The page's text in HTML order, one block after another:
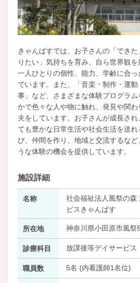
きゃんばすでは、お子さんの「でき
りたい」気持ちを育み、自ら世界観を
一人ひとりの個性、能力、学齢に合
でいます。また、「音楽・制作・運
事」など、さまざまな体験プログラ
かで色々な人や物に触れ、発見や関
夫をしています。お子さんが成長さ
ても豊かな日常生活や社会生活を送
び、仲間を作り、地域と交流するなど
うな体験の機会を提供しています。
施設詳細
名称
社会福祉法人風祭の森
ビスきゃんばす
所在地 神奈川県小田原市風祭
診療科目 放課後等デイサービス
職員数 5名 (内看護師1名位)